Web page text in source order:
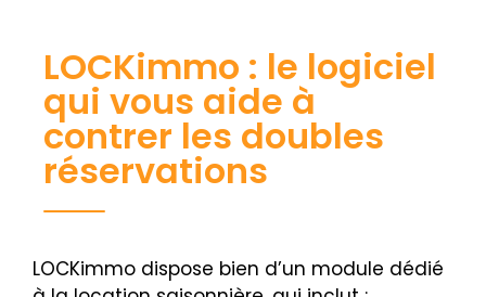
LOCKimmo : le logiciel
qui vous aide à
contrer les doubles
réservations
LOCKimmo dispose bien d’un module dédié